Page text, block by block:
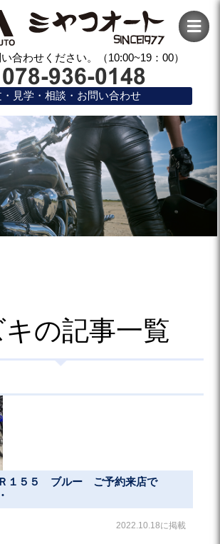
合わせください。（10:00~19：00）
見学・相談・お問い合わせ
キの記事一覧
１５５ ブルー ご予約来店で
2022.10.18に掲載